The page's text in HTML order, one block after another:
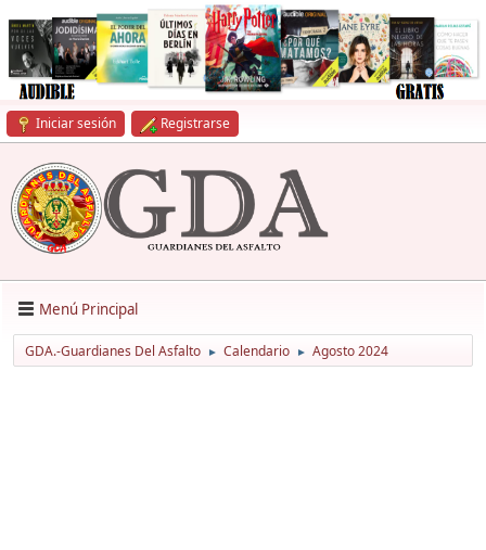
Iniciar sesión Registrarse
Menú Principal
GDA.-Guardianes Del Asfalto ► Calendario ► Agosto 2024